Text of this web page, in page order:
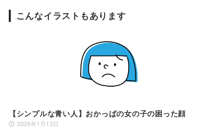
こんなイラストもあります
【シンプルな青い人】おかっぱの女の子の困った顔
2026年1月13日